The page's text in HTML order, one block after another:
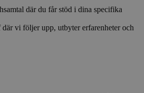
där du får stöd i dina specifika
vi följer upp, utbyter erfarenheter och